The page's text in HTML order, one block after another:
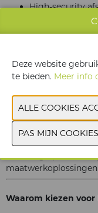
High-security
veiligheidseisen
Poorten in
speedgates,
Oplossingen
verkeerspalen,
Of je nu een poort
beveiligingssysteem
afsluiting op maat:
maatwerkoplossingen.
Waarom kiezen voor
Deze website
te bieden. Meer info